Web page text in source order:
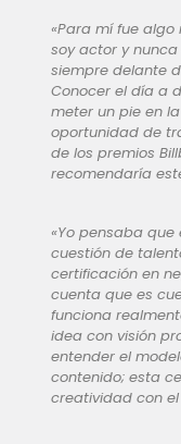
«Para mí fue
soy actor y
siempre delante
Conocer el día a
meter un pie en
oportunidad de
de los premios
recomendaría
«Yo pensaba
cuestión de
certificación en
cuenta que es
funciona
idea con visión
entender el
contenido; esta
creatividad con